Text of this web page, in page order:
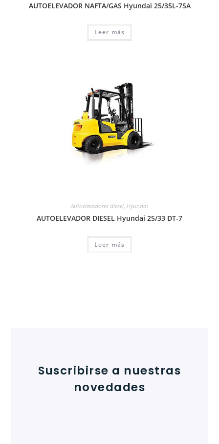
AUTOELEVADOR NAFTA/GAS Hyundai 25/35L-7SA
Leer más
Autoelevadores diesel, Hyundai
AUTOELEVADOR DIESEL Hyundai 25/33 DT-7
Leer más
Suscribirse a nuestras
novedades